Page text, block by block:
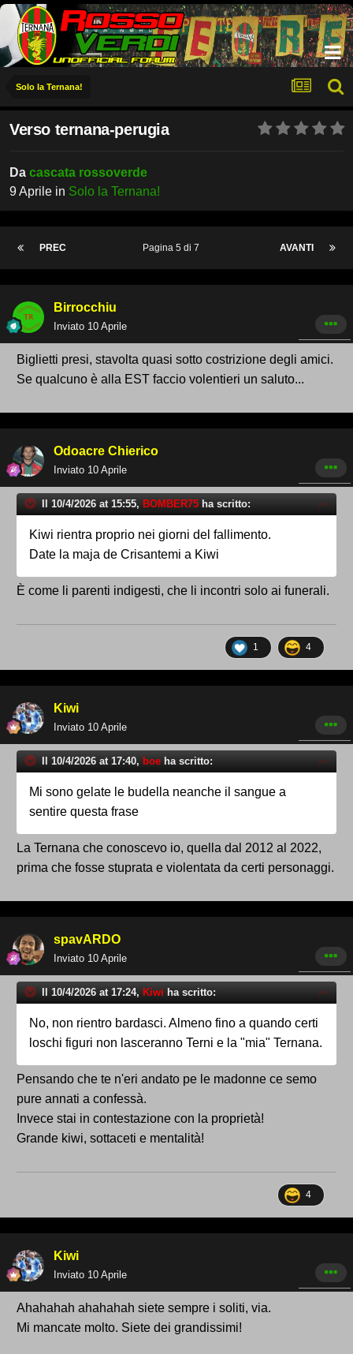
Solo la Ternana!
Verso ternana-perugia
Da cascata rossoverde
9 Aprile in Solo la Ternana!
PREC AVANTI
Pagina 5 di 7
Birrocchiu
Inviato 10 Aprile
Biglietti presi, stavolta quasi sotto costrizione degli amici.
Se qualcuno è alla EST faccio volentieri un saluto...
Odoacre Chierico
Inviato 10 Aprile
Il 10/4/2026 at 15:55, BOMBER75 ha scritto:
Kiwi rientra proprio nei giorni del fallimento.
Date la maja de Crisantemi a Kiwi
È come li parenti indigesti, che li incontri solo ai funerali.
1 4
Kiwi
Inviato 10 Aprile
Il 10/4/2026 at 17:40, boe ha scritto:
Mi sono gelate le budella neanche il sangue a
sentire questa frase
La Ternana che conoscevo io, quella dal 2012 al 2022,
prima che fosse stuprata e violentata da certi personaggi.
spavARDO
Inviato 10 Aprile
Il 10/4/2026 at 17:24, Kiwi ha scritto:
No, non rientro bardasci. Almeno fino a quando certi
loschi figuri non lasceranno Terni e la "mia" Ternana.
Pensando che te n'eri andato pe le madonne ce semo
pure annati a confessà.
Invece stai in contestazione con la proprietà!
Grande kiwi, sottaceti e mentalità!
4
Kiwi
Inviato 10 Aprile
Ahahahah ahahahah siete sempre i soliti, via.
Mi mancate molto. Siete dei grandissimi!